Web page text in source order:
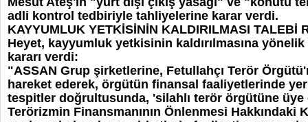
adli kontrol tedbiriyle tahliyelerine karar verdi.
KAYYUMLUK YETKİSİNİN KALDIRILMASI TALEBİ
Heyet, kayyumluk yetkisinin kaldırılmasına
kararı verdi:
"ASSAN Grup şirketlerine, Fetullahçı Terör
hareket ederek, örgütün finansal faaliyetlerinde yer
tespitler doğrultusunda, 'silahlı terör örgütüne üye
Terörizmin Finansmanının Önlenmesi Hakkındaki